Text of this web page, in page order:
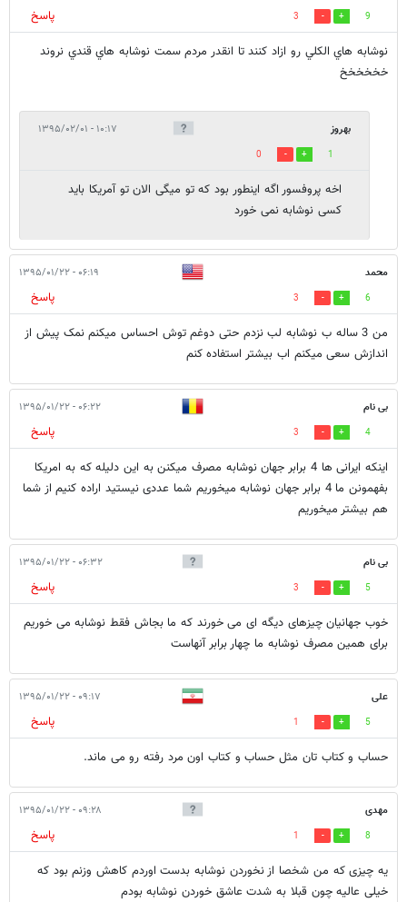
9
3
پاسخ
نوشابه هاي الكلي رو ازاد كنند تا انقدر مردم سمت نوشابه هاي قندي نروند
خخخخخخ
بهروز ۱۰:۱۷ - ۱۳۹۵/۰۲/۰۱
1
0
اخه پروفسور اگه اینطور بود که تو میگی الان تو آمریکا باید
کسی نوشابه نمی خورد
محمد ۰۶:۱۹ - ۱۳۹۵/۰۱/۲۲
6
3
پاسخ
من 3 ساله ب نوشابه لب نزدم حتی دوغم توش احساس میکنم نمک پیش از
اندازش سعی میکنم اب بیشتر استفاده کنم
بی نام ۰۶:۲۲ - ۱۳۹۵/۰۱/۲۲
4
3
پاسخ
اینکه ایرانی ها 4 برابر جهان نوشابه مصرف میکنن به این دلیله که به امریکا
بفهمونن ما 4 برابر جهان نوشابه میخوریم شما عددی نیستید اراده کنیم از شما
هم بیشتر میخوریم
بی نام ۰۶:۳۲ - ۱۳۹۵/۰۱/۲۲
5
3
پاسخ
خوب جهانیان چیزهای دیگه ای می خورند که ما بجاش فقط نوشابه می خوریم
برای همین مصرف نوشابه ما چهار برابر آنهاست
علی ۰۹:۱۷ - ۱۳۹۵/۰۱/۲۲
5
1
پاسخ
حساب و کتاب تان مثل حساب و کتاب اون مرد رفته رو می ماند.
مهدی ۰۹:۲۸ - ۱۳۹۵/۰۱/۲۲
8
1
پاسخ
یه چیزی که من شخصا از نخوردن نوشابه بدست اوردم کاهش وزنم بود که
خیلی عالیه چون قبلا به شدت عاشق خوردن نوشابه بودم